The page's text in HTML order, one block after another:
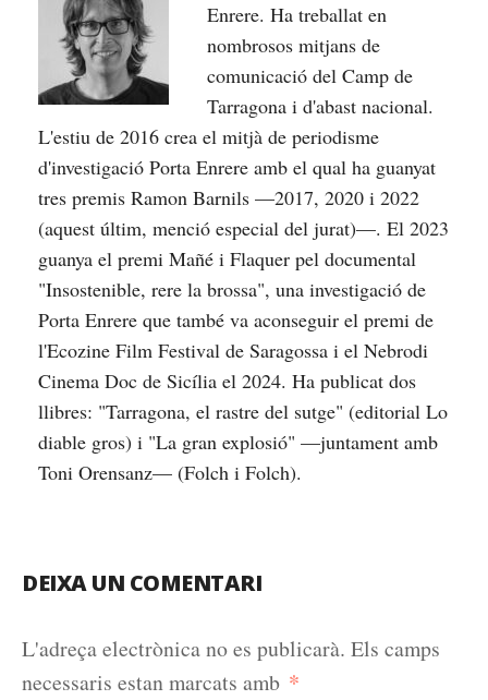
Enrere. Ha treballat en
nombrosos mitjans de
comunicació del Camp de
Tarragona i d'abast nacional.
L'estiu de 2016 crea el mitjà de periodisme
d'investigació Porta Enrere amb el qual ha guanyat
tres premis Ramon Barnils —2017, 2020 i 2022
(aquest últim, menció especial del jurat)—. El 2023
guanya el premi Mañé i Flaquer pel documental
"Insostenible, rere la brossa", una investigació de
Porta Enrere que també va aconseguir el premi de
l'Ecozine Film Festival de Saragossa i el Nebrodi
Cinema Doc de Sicília el 2024. Ha publicat dos
llibres: "Tarragona, el rastre del sutge" (editorial Lo
diable gros) i "La gran explosió" —juntament amb
Toni Orensanz— (Folch i Folch).
DEIXA UN COMENTARI
L'adreça electrònica no es publicarà. Els camps
necessaris estan marcats amb *